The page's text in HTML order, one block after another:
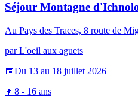
Séjour Montagne
Au Pays des Traces, 8 route de
parL'oeil aux aguets
📅Du 13 au 18 juillet 2026
👦 8 - 16 ans